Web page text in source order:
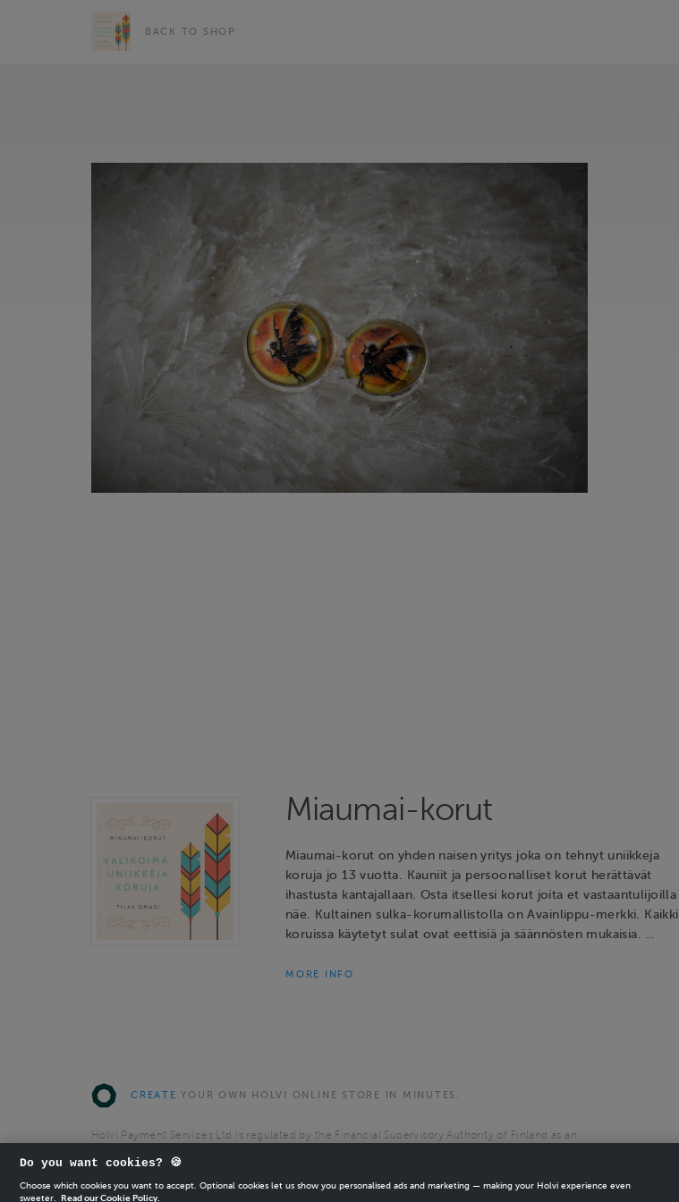
BACK TO SHOP
Miaumai-korut
Miaumai-korut on yhden naisen yritys joka on tehnyt uniikkeja
koruja jo 13 vuotta. Kauniit ja persoonalliset korut herättävät
ihastusta kantajallaan. Osta itsellesi korut joita et vastaantulijoilla
näe. Kultainen sulka-korumallistolla on Avainlippu-merkki. Kaikki
koruissa käytetyt sulat ovat eettisiä ja säännösten mukaisia. …
MORE INFO
CREATE YOUR OWN HOLVI ONLINE STORE IN MINUTES.
Holvi Payment Services Ltd is regulated by the Financial Supervisory Authority of Finland as an
Do you want cookies? 🍪
Choose which cookies you want to accept. Optional cookies let us show you personalised ads and marketing — making your Holvi experience even
sweeter.
Read our Cookie Policy.